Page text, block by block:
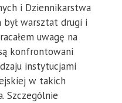
i Dziennikarstwa
warsztat drugi i
uwagę na
konfrontowani
instytucjami
w takich
Szczególnie